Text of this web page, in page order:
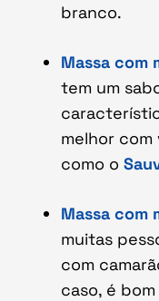
branco.
Massa com
tem um
melhor com
como o
Massa com
muitas
com
caso, é